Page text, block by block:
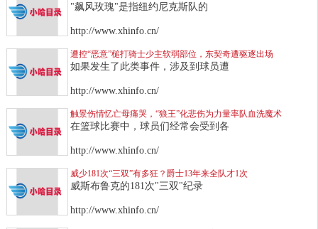
"飙风玫瑰"是指纽约尼克斯队的
http://www.xhinfo.cn/
遭控“恶意”槌打骑士少主软弱部位，东契奇遭驱逐出场
如果发生了此类事件，涉及到球员遭
http://www.xhinfo.cn/
触景伤情忆亡母痛哭，“狼王”化悲伤为力量率队血洗魔术
在篮球比赛中，球员们经常会受到各
http://www.xhinfo.cn/
威少181次“三双”有多狂？爵士13年来全队才1次
威斯布鲁克的181次"三双"纪录
http://www.xhinfo.cn/